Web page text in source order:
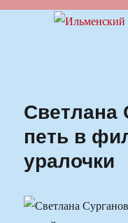
Ильменский
Светлана
петь в
уралочки